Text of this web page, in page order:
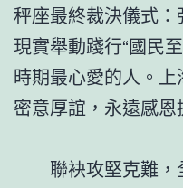
秤座最終裁決儀式
現實舉動踐行“國民
時期最心愛的人。
密意厚誼，永遠感恩
聯袂攻堅克難，